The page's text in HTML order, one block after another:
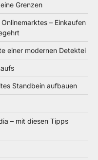
Grenzen
– Einkaufen
einer modernen Detektei
Standbein aufbauen
– mit diesen Tipps